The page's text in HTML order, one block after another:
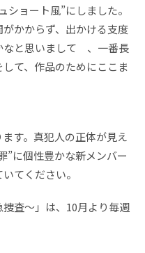
ショート風”にしました。
かからず、出かける支度
なと思いまして 、一番長
て、作品のためにここま
す。真犯人の正体が見え
”に個性豊かな新メンバー
てください。
査～」は、10月より毎週